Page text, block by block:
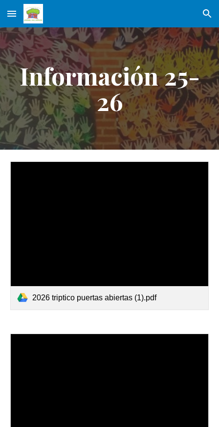
Skip to main content Skip to navigation
Información 25-
26
2026 triptico puertas abiertas (1).pdf